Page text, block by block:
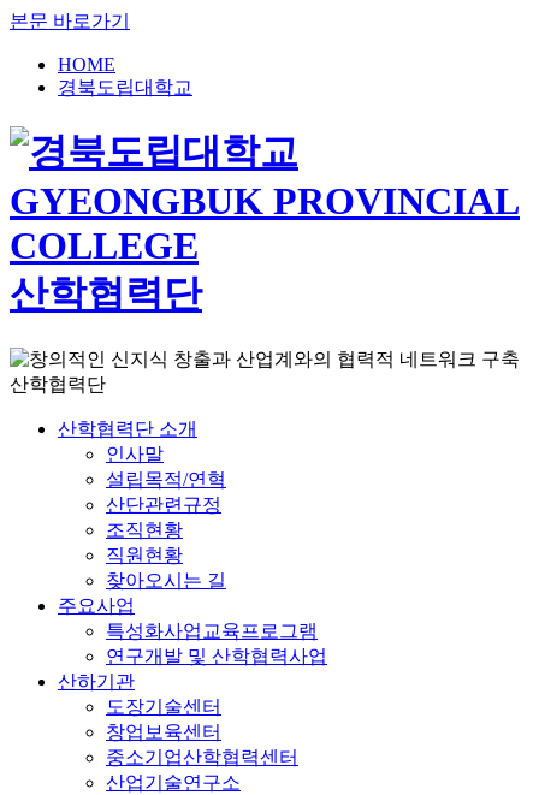
본문 바로가기
HOME
경북도립대학교
산학협력단
산학협력단 소개
인사말
설립목적/연혁
산단관련규정
조직현황
직원현황
찾아오시는 길
주요사업
특성화사업교육프로그램
연구개발 및 산학협력사업
산하기관
도장기술센터
창업보육센터
중소기업산학협력센터
산업기술연구소